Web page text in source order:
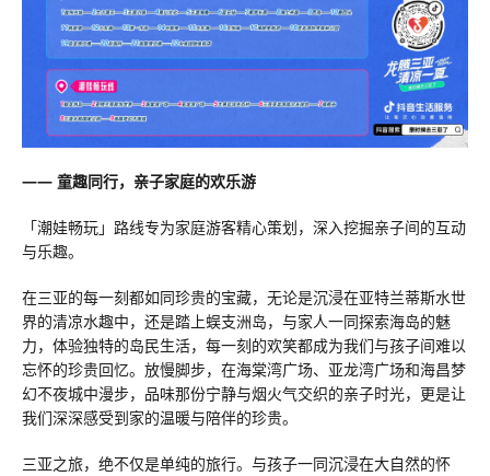
—— 童趣同行，亲子家庭的欢乐游
「潮娃畅玩」路线专为家庭游客精心策划，深入挖掘亲子间的互动
与乐趣。
在三亚的每一刻都如同珍贵的宝藏，无论是沉浸在亚特兰蒂斯水世
界的清凉水趣中，还是踏上蜈支洲岛，与家人一同探索海岛的魅
力，体验独特的岛民生活，每一刻的欢笑都成为我们与孩子间难以
忘怀的珍贵回忆。放慢脚步，在海棠湾广场、亚龙湾广场和海昌梦
幻不夜城中漫步，品味那份宁静与烟火气交织的亲子时光，更是让
我们深深感受到家的温暖与陪伴的珍贵。
三亚之旅，绝不仅是单纯的旅行。与孩子一同沉浸在大自然的怀